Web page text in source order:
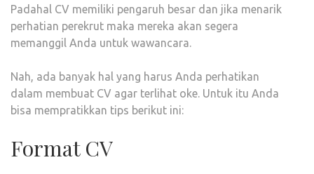
Padahal CV memiliki pengaruh besar dan jika menarik
perhatian perekrut maka mereka akan segera
memanggil Anda untuk wawancara.
Nah, ada banyak hal yang harus Anda perhatikan
dalam membuat CV agar terlihat oke. Untuk itu Anda
bisa mempratikkan tips berikut ini:
Format CV